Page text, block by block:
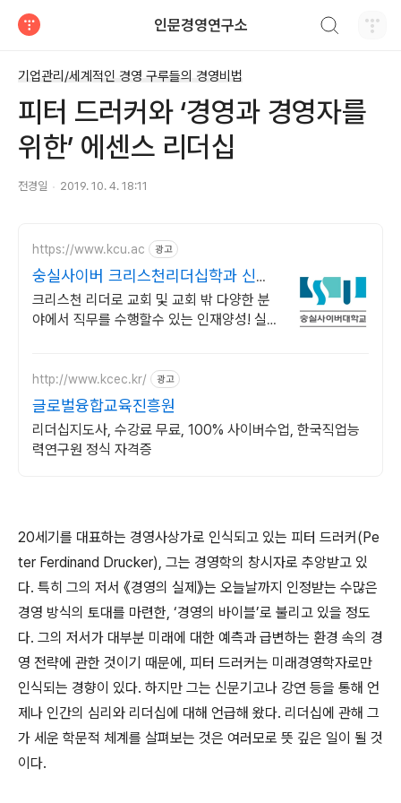
인문경영연구소
기업관리/세계적인 경영 구루들의 경영비법
피터 드러커와 ‘경영과 경영자를
위한’ 에센스 리더십
전경일 2019. 10. 4. 18:11
https://www.kcu.ac 광고
숭실사이버 크리스천리더십학과 신편
입생 모집 중!
크리스천 리더로 교회 및 교회 밖 다양한 분
야에서 직무를 수행할수 있는 인재양성! 실력
http://www.kcec.kr/ 광고
글로벌융합교육진흥원
리더십지도사, 수강료 무료, 100% 사이버수업, 한국직업능
력연구원 정식 자격증
20세기를 대표하는 경영사상가로 인식되고 있는 피터 드러커(Pe
ter Ferdinand Drucker), 그는 경영학의 창시자로 추앙받고 있
다. 특히 그의 저서 《경영의 실제 》는 오늘날까지 인정받는 수많은
경영 방식의 토대를 마련한, ‘경영의 바이블’로 불리고 있을 정도
다. 그의 저서가 대부분 미래에 대한 예측과 급변하는 환경 속의 경
영 전략에 관한 것이기 때문에 , 피터 드러커는 미래경영학자로만
인식되는 경향이 있다. 하지만 그는 신문기고나 강연 등을 통해 언
제나 인간의 심리와 리더십에 대해 언급해 왔다. 리더십에 관해 그
가 세운 학문적 체계를 살펴보는 것은 여러모로 뜻 깊은 일이 될 것
이다.